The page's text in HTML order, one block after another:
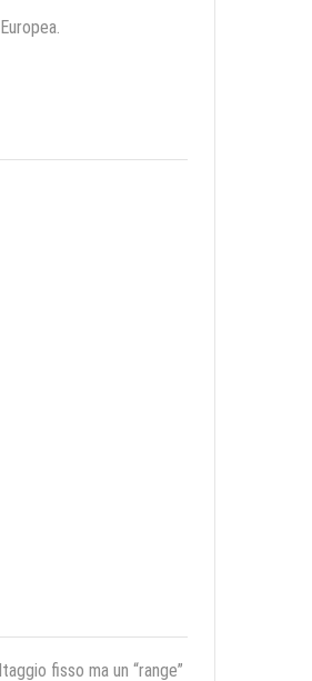
fisso ma un “range”